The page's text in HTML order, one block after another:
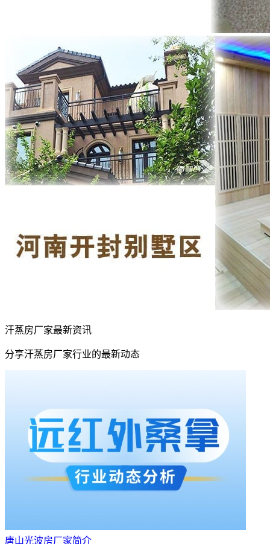
汗蒸房厂家最新资讯
分享汗蒸房厂家行业的最新动态
唐山光波房厂家简介